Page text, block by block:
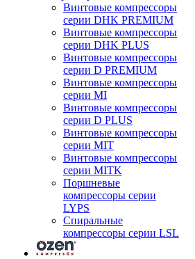
Винтовые компрессоры
серии DHK PREMIUM
Винтовые компрессоры
серии DHK PLUS
Винтовые компрессоры
серии D PREMIUM
Винтовые компрессоры
серии MI
Винтовые компрессоры
серии D PLUS
Винтовые компрессоры
серии MIT
Винтовые компрессоры
серии MITK
Поршневые
компрессоры серии
LYPS
Спиральные
компрессоры серии LSL